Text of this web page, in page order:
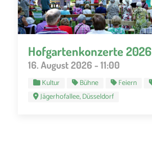
Hofgartenkonzerte 2026
16. August 2026 - 11:00
Kultur Bühne Feiern
Jägerhofallee, Düsseldorf